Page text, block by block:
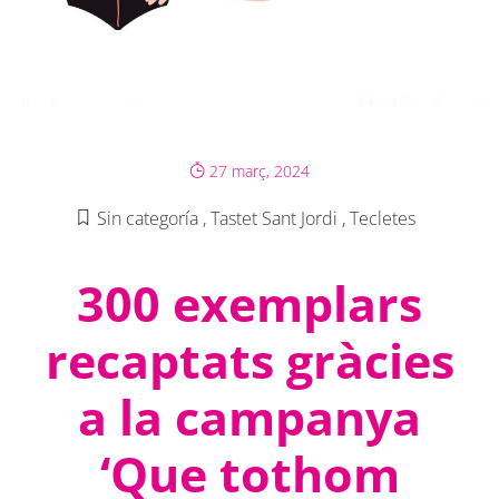
27 març, 2024
Sin categoría ,Tastet Sant Jordi ,Tecletes
300 exemplars
recaptats gràcies
a la campanya
‘Que tothom